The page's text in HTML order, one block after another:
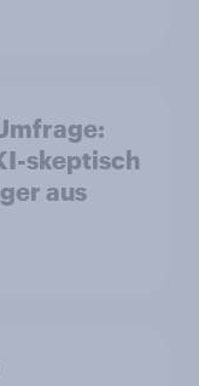
skeptisch
aus